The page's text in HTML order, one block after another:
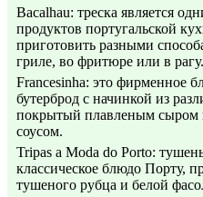
Bacalhau: треска является
продуктов португальской
приготовить разными
гриле, во фритюре или в рагу.
Francesinha: это фирменное
бутерброд с начинкой из
покрытый плавленым сыром
соусом.
Tripas a Moda do Porto:
классическое блюдо Порту,
тушеного рубца и белой